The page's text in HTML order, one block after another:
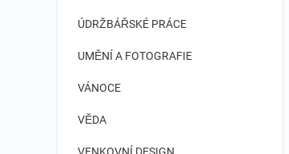
ÚDRŽBÁŘSKÉ PRÁCE
UMĚNÍ A FOTOGRAFIE
VÁNOCE
VĚDA
VENKOVNÍ DESIGN